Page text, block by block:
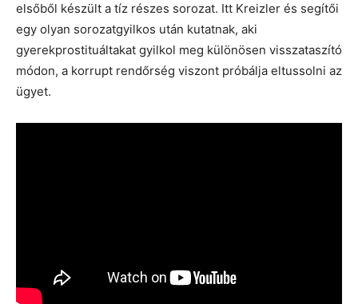
elsőből készült a tíz részes sorozat. Itt Kreizler és segítői
egy olyan sorozatgyilkos után kutatnak, aki
gyerekprostituáltakat gyilkol meg különösen visszataszító
módon, a korrupt rendőrség viszont próbálja eltussolni az
ügyet.